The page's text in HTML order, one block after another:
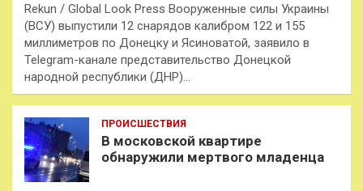
Rekun / Global Look Press Вооруженные силы Украины
(ВСУ) выпустили 12 снарядов калибром 122 и 155
миллиметров по Донецку и Ясиноватой, заявило в
Telegram-канале представительство Донецкой
народной республики (ДНР)…
ПРОИСШЕСТВИЯ
В московской квартире
обнаружили мертвого младенца